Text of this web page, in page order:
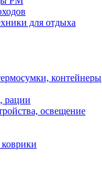
для отдыха
контейнеры
рации
освещение